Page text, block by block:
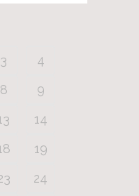
3
4
8
9
14
19
24